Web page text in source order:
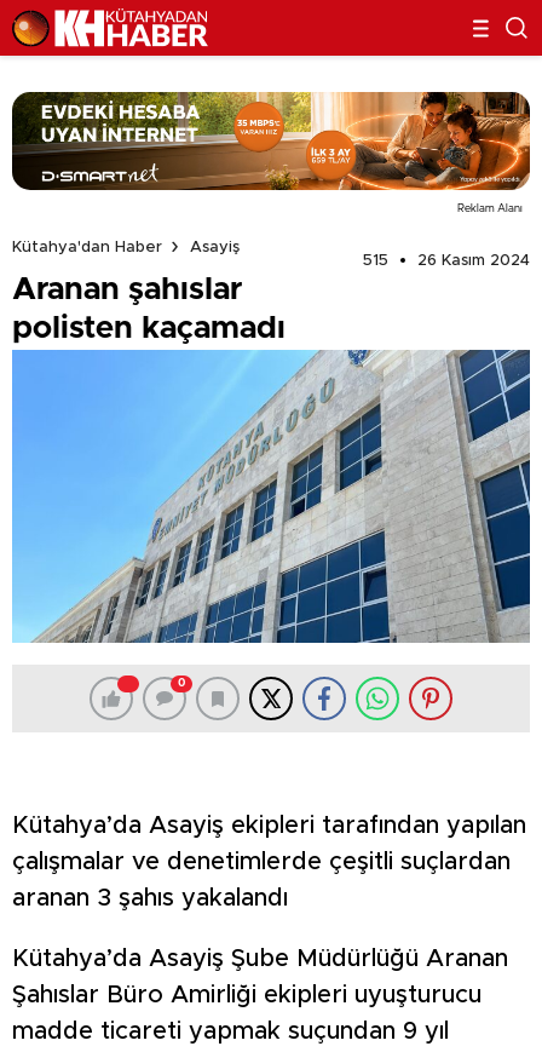
Reklam Alanı
Kütahya'dan Haber
Asayiş
515
26 Kasım 2024
Aranan şahıslar
polisten kaçamadı
0
Kütahya’da Asayiş ekipleri tarafından yapılan
çalışmalar ve denetimlerde çeşitli suçlardan
aranan 3 şahıs yakalandı
Kütahya’da Asayiş Şube Müdürlüğü Aranan
Şahıslar Büro Amirliği ekipleri uyuşturucu
madde ticareti yapmak suçundan 9 yıl